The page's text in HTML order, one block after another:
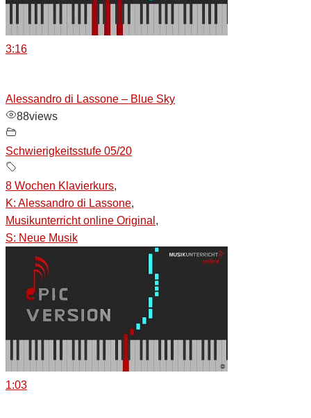
3:16
Alessandro di Lassone – Blue Sky
88views
Schwierigkeitsstufe 05/20
8 Wochen Klavierkurs,
K: Alessandro di Lassone,
Musikunterricht online Original ,
S: Neue Musik
1:03